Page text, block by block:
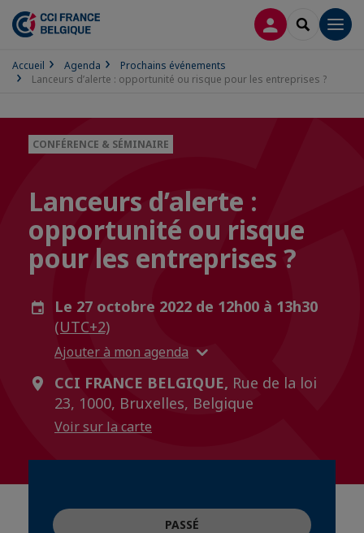
CONNEXION
Accueil Agenda
Prochains événements
Lanceurs d’alerte : opportunité ou risque pour les entreprises ?
CONFÉRENCE & SÉMINAIRE
Lanceurs d’alerte :
opportunité ou risque
pour les entreprises ?
Le 27 octobre 2022 de 12h00 à 13h30
(UTC+2)
Ajouter à mon agenda
CCI FRANCE BELGIQUE, Rue de la loi
23, 1000, Bruxelles, Belgique
Voir sur la carte
PASSÉ